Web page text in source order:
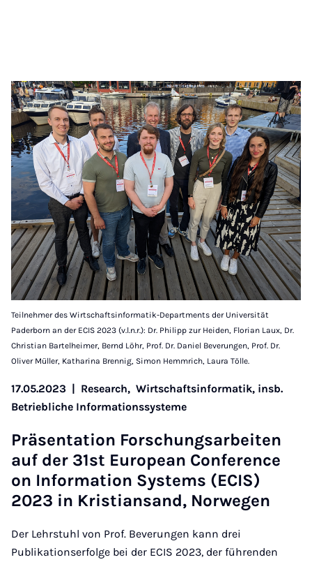
Teilnehmer des Wirtschaftsinformatik-Departments der Universität
Paderborn an der ECIS 2023 (v.l.n.r.): Dr. Philipp zur Heiden, Florian Laux, Dr.
Christian Bartelheimer, Bernd Löhr, Prof. Dr. Daniel Beverungen, Prof. Dr.
Oliver Müller, Katharina Brennig, Simon Hemmrich, Laura Tölle.
17.05.2023 | Research, Wirtschaftsinformatik, insb.
Betriebliche Informationssysteme
Präsent­a­tion Forschung­sarbeiten
auf der 31st European Con­fer­ence
on In­form­a­tion Sys­tems (ECIS)
2023 in Kris­ti­ansand, Nor­we­gen
Der Lehrstuhl von Prof. Beverungen kann drei
Publikationserfolge bei der ECIS 2023, der führenden